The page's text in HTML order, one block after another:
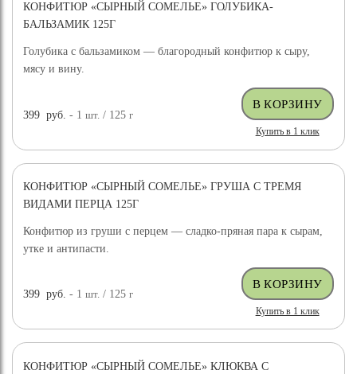
КОНФИТЮР «СЫРНЫЙ СОМЕЛЬЕ» ГОЛУБИКА-
БАЛЬЗАМИК 125Г
Голубика с бальзамиком — благородный конфитюр к сыру,
мясу и вину.
399 руб. - 1шт. / 125г
Купить в 1 клик
КОНФИТЮР «СЫРНЫЙ СОМЕЛЬЕ» ГРУША С ТРЕМЯ
ВИДАМИ ПЕРЦА 125Г
Конфитюр из груши с перцем — сладко-пряная пара к сырам,
утке и антипасти.
399 руб. - 1шт. / 125г
Купить в 1 клик
КОНФИТЮР «СЫРНЫЙ СОМЕЛЬЕ» КЛЮКВА С